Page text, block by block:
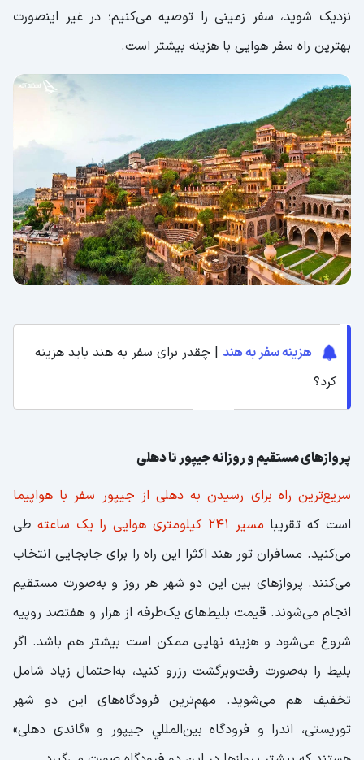
نزدیک شوید، سفر زمینی را توصیه می‌کنیم؛ در غیر اینصورت
بهترین راه سفر هوایی با هزینه بیشتر است.
هزینه سفر به هند | چقدر برای سفر به هند باید هزینه
کرد؟
پروازهای مستقیم و روزانه جیپور تا دهلی
سریع‌ترین راه برای رسیدن به دهلی از جیپور سفر با هواپیما
است که تقریبا مسیر 241 کیلومتری هوایی را یک ساعته
طی
می‌کنید. مسافران تور هند اکثرا این راه را برای جابجایی انتخاب
می‌کنند. پروازهای بین این دو شهر هر روز و به‌صورت مستقیم
انجام می‌شوند. قیمت بلیط‌های یک‌طرفه از هزار و هفتصد روپیه
شروع می‌شود و هزینه نهایی ممکن است بیشتر هم باشد. اگر
بلیط را به‌صورت رفت‌وبرگشت رزرو کنید، به‌احتمال زیاد شامل
تخفیف هم می‌شوید. مهم‌ترین فرودگاه‌های این دو شهر
توریستی، اندرا و فرودگاه بین‌المللي جیپور و «گاندی دهلی»